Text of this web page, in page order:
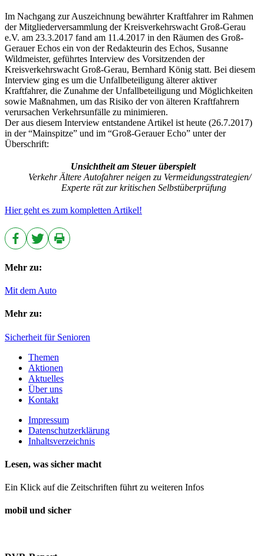
Im Nachgang zur Auszeichnung bewährter Kraftfahrer im Rahmen
der Mitgliederversammlung der Kreisverkehrswacht Groß-Gerau
e.V. am 23.3.2017 fand am 11.4.2017 in den Räumen des Groß-
Gerauer Echos ein von der Redakteurin des Echos, Susanne
Wildmeister, geführtes Interview des Vorsitzenden der
Kreisverkehrswacht Groß-Gerau, Bernhard König statt. Bei diesem
Interview ging es um die Unfallbeteiligung älterer aktiver
Kraftfahrer, die Zunahme der Unfallbeteiligung und Möglichkeiten
sowie Maßnahmen, um das Risiko der von älteren Kraftfahrern
verursachen Verkehrsunfälle zu minimieren.
Der aus diesem Interview entstandene Artikel ist heute (26.7.2017)
in der “Mainspitze” und im “Groß-Gerauer Echo” unter der
Überschrift:
Unsichtheit am Steuer überspielt
Verkehr Ältere Autofahrer neigen zu Vermeidungsstrategien/
Experte rät zur kritischen Selbstüberprüfung
Hier geht es zum kompletten Artikel!
Mehr zu:
Mit dem Auto
Mehr zu:
Sicherheit für Senioren
Themen
Aktionen
Aktuelles
Über uns
Kontakt
Impressum
Datenschutzerklärung
Inhaltsverzeichnis
Lesen, was sicher macht
Ein Klick auf die Zeitschriften führt zu weiteren Infos
mobil und sicher